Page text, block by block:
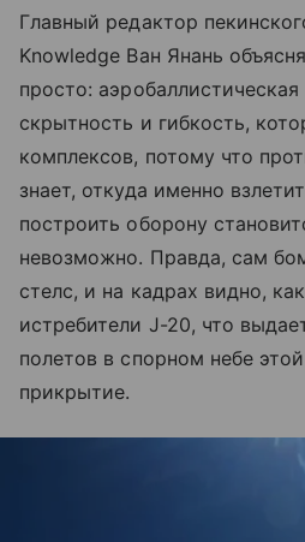
Главный редактор
Knowledge Ван Янань
просто:
скрытность и гибкость,
комплексов, потому что
знает, откуда именно
построить оборону
невозможно. Правда, сам
стелс, и на кадрах видно,
истребители J-20, что
полетов в спорном небе
прикрытие.